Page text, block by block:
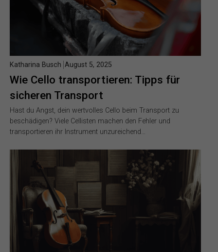
Wie Cello transportieren: Tipps für
sicheren Transport
Katharina Busch August 5, 2025
Hast du Angst, dein wertvolles Cello beim Transport zu
beschädigen? Viele Cellisten machen den Fehler und
transportieren ihr Instrument unzureichend…